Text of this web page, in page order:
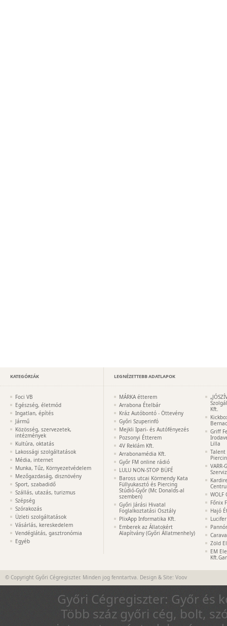
KATEGÓRIÁK
Foci VB
Egészség, életmód
Ingatlan, építés
Jármű
Közösség, szervezetek,
intézmények
Kultúra, oktatás
Lakossági szolgáltatások
Média, internet
Munka, Tűz, Környezetvédelem
Mezőgazdaság, disznövény
Sport, szabadidő
Szállás, utazás, turizmus
Szépség
Szórakozás
Üzleti szolgáltatások
Vásárlás, kereskedelem
Vendéglátás, gasztronómia
Egyéb
LEGNÉZETTEBB ADATLAPOK
MÁRKA étterem
Arrabona Ételbár
Kráz Autóbontó - Öttevény
Győri Szuperinfó
Mejkli Ipari- és Autófényezés
Pozsonyi Étterem
4V Reklám Kft.
Arrabonamédia Kft.
Győr FM online rádió
LULU NON-STOP BÜFÉ
Baross utcai Körmendy Kata
Füllyukasztó és Piercing
Stúdió-Győr (Mc Donalds-al
szemben)
Győri Járási Hivatal
Foglalkoztatási Osztály
PlixApp Informatika Kft.
Emberek az Állatokért
Alapítvány (Győri Állatmenhely)
Kft.
Griff
Lilla
Talent
WOLF
Főnix
Hajó
Zöld
EM
© Copyright Győri Cégregiszter. Minden jog fenntartva. Design & Site: Voov
Győri Cégregiszter: Győr és
Több száz győri cég, bolt,